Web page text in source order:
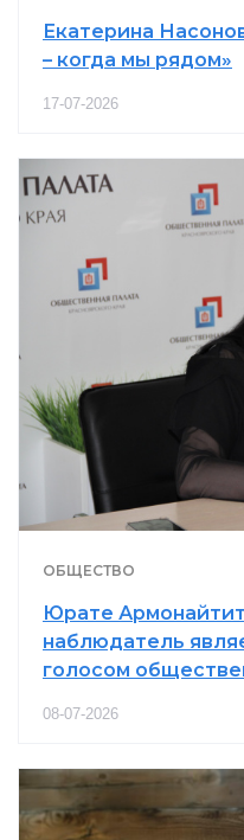
Екатерина
– когда мы рядом»
17-07-2026
ОБЩЕСТВО
Юрате
наблюдатель
голосом
08-07-2026